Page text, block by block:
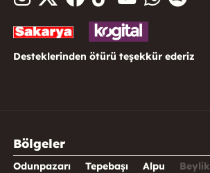
Desteklerinden ötürü teşekkür ederiz
Bölgeler
Odunpazarı Tepebaşı Alpu